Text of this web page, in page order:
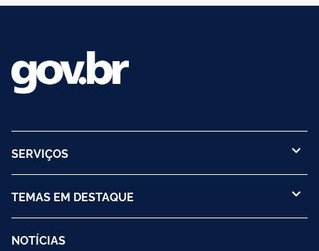
SERVIÇOS
TEMAS EM DESTAQUE
NOTÍCIAS